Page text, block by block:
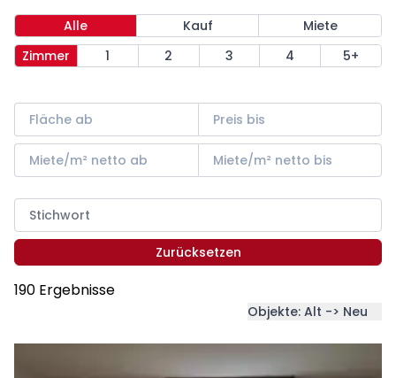
Alle Kauf
Miete
Zimmer
1 2 3 4 5+
Zurücksetzen
190 Ergebnisse
Objekte: Alt -> Neu